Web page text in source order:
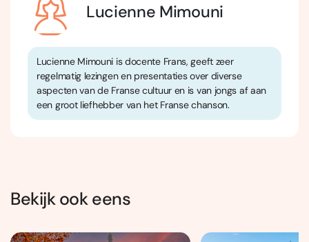
Lucienne Mimouni
Lucienne Mimouni is docente Frans, geeft zeer
regelmatig lezingen en presentaties over diverse
aspecten van de Franse cultuur en is van jongs af aan
een groot liefhebber van het Franse chanson.
Bekijk ook eens